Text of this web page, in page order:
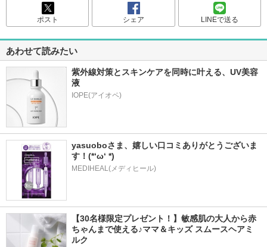
ポスト シェア LINEで送る
あわせて読みたい
紫外線対策とスキンケアを同時に叶える、UV美容
液
yasuoboさま、嬉しい口コミありがとうございま
す！(*‘ω‘ *)
MEDIHEAL(メディヒール)
【30名様限定プレゼント！】敏感肌の大人から赤
ちゃんまで使える♪ママ＆キッズ スムースヘアミ
ルク